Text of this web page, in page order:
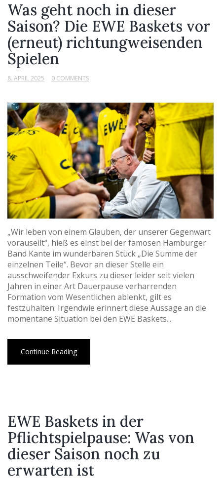
Was geht noch in dieser
Saison? Die EWE Baskets vor
(erneut) richtungweisenden
Spielen
8. APRIL 2025 0 COMMENTS
„Wir leben von einem Glauben, der unserer Gegenwart
vorauseilt“, hieß es einst bei der famosen Hamburger
Band Kante im wunderbaren Stück „Die Summe der
einzelnen Teile“. Bevor an dieser Stelle ein
ausschweifender Exkurs zu dieser leider seit vielen
Jahren in einer Art Dauerpause verharrenden
Formation vom Wesentlichen ablenkt, gilt es
festzuhalten: Irgendwie erinnert diese Aussage an die
momentane Situation bei den EWE Baskets...
Continue Reading
EWE Baskets in der
Pflichtspielpause: Was von
dieser Saison noch zu
erwarten ist